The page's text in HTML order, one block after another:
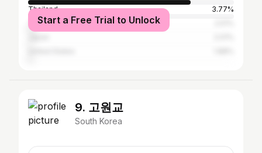
Thailand
3.77%
Taiwan
Start a Free Trial to Unlock
9. 고원교
South Korea